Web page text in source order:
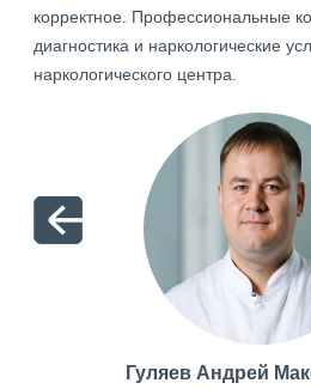
корректное. Профессиональные
диагностика и наркологические
наркологического центра.
Гуляев Андрей